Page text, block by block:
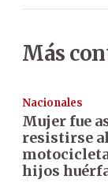
Más
Nacionales
Mujer fue
resistirse
hijos